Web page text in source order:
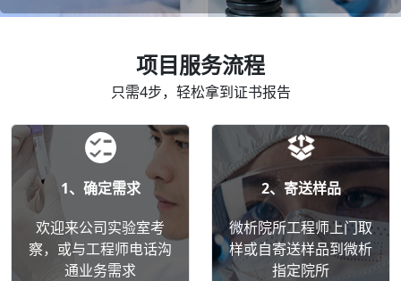
项目服务流程
只需4步，轻松拿到证书报告
1、确定需求
欢迎来公司实验室考
察，或与工程师电话沟
通业务需求
2、寄送样品
微析院所工程师上门取
样或自寄送样品到微析
指定院所